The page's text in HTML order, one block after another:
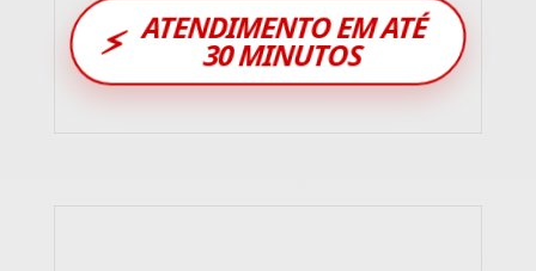
⚡ ATENDIMENTO EM ATÉ
30 MINUTOS